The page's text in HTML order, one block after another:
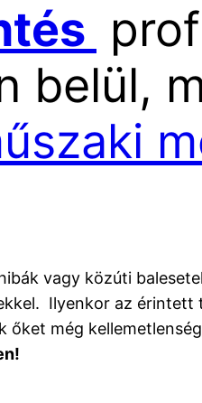
belül,
vagy közúti
Ilyenkor az érintett
még